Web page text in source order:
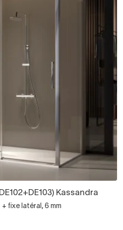
Kassandra
fixe latéral, 6 mm